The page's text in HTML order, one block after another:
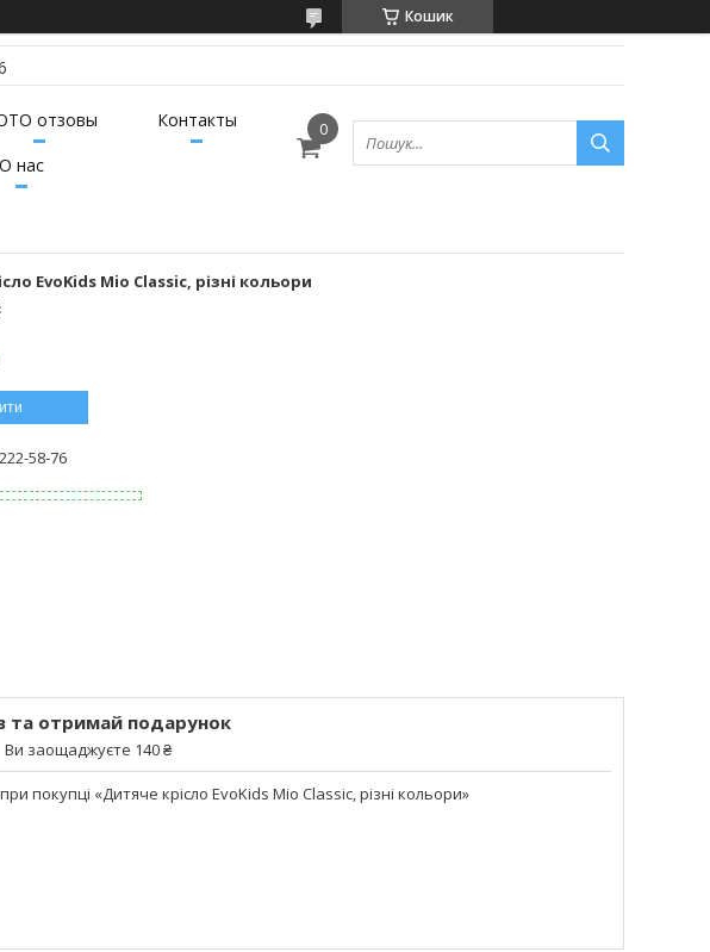
Кошик
отзовы
Контакты
О нас
EvoKids Mio Classic, різні кольори
58-76
та отримай подарунок
Ви заощаджуєте 140 ₴
покупці «Дитяче крісло EvoKids Mio Classic, різні кольори»